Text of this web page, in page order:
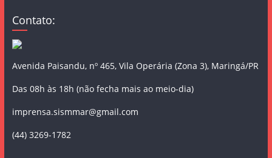
Contato:
Avenida Paisandu, nº 465, Vila Operária (Zona 3), Maringá/PR
Das 08h às 18h (não fecha mais ao meio-dia)
imprensa.sismmar@gmail.com
(44) 3269-1782